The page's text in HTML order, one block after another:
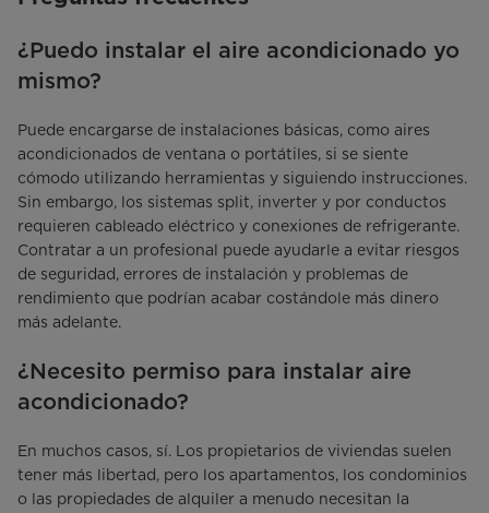
¿Puedo instalar el aire acondicionado yo
mismo?
Puede encargarse de instalaciones básicas, como aires
acondicionados de ventana o portátiles, si se siente
cómodo utilizando herramientas y siguiendo instrucciones.
Sin embargo, los sistemas split, inverter y por conductos
requieren cableado eléctrico y conexiones de refrigerante.
Contratar a un profesional puede ayudarle a evitar riesgos
de seguridad, errores de instalación y problemas de
rendimiento que podrían acabar costándole más dinero
más adelante.
¿Necesito permiso para instalar aire
acondicionado?
En muchos casos, sí. Los propietarios de viviendas suelen
tener más libertad, pero los apartamentos, los condominios
o las propiedades de alquiler a menudo necesitan la